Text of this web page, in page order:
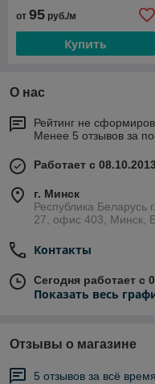
от 95 руб./м
Купить
О нас
Рейтинг не
Менее 5 отзывов за
Работает с 08.10.2013
г. Минск
Республика Беларусь
27, офис 403, Минск,
Контакты
Сегодня работает с
Показать весь
Отзывы о магазине
5 отзывов за всё время